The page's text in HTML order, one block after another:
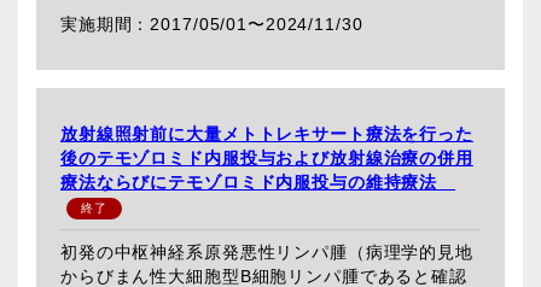
2017/05/01〜2024/11/30
放射線照射前に大量メトトレキサート療法を行った
後のテモゾロミド内服投与および放射線治療の併用
療法ならびにテモゾロミド内服投与の維持療法
初発の中枢神経系原発悪性リンパ腫（病理学的見地
からびまん性大細胞型B細胞リンパ腫であると確認